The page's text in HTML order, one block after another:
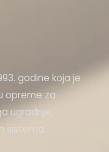
godine koja je
opreme za
ugradnje,
sistema.